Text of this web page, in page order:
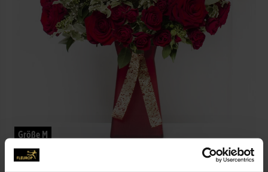
Größe M
Premium